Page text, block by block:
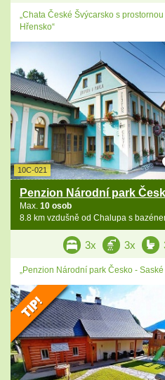
„Chata České Švýcarsko s
Hřensko“
10C-021
Penzion Národní park
Max. 10 osob
8.8 km vzdušně od Chalupa s
3x 3x
„Penzion Národní park Česko -